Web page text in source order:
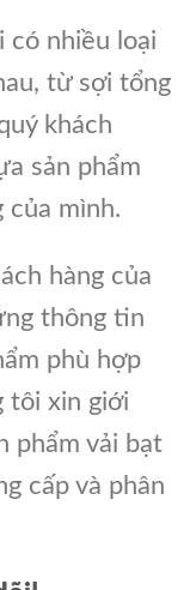
có nhiều loại
từ sợi tổng
khách
sản phẩm
của mình.
hàng của
thông tin
phù hợp
tôi xin giới
phẩm vải bạt
cấp và phân